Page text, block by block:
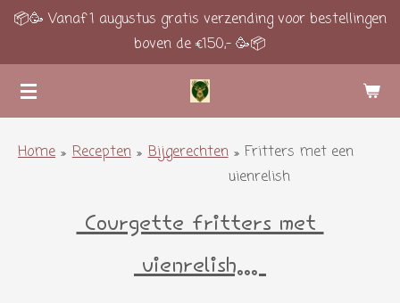
Ga
de
hoofdinhoud
📦🥳 Vanaf 1 augustus gratis verzending voor bestellingen
boven de €150,- 🥳📦
Home » Recepten » Bijgerechten » Fritters met een
uienrelish
Courgette fritters met
uienrelish...